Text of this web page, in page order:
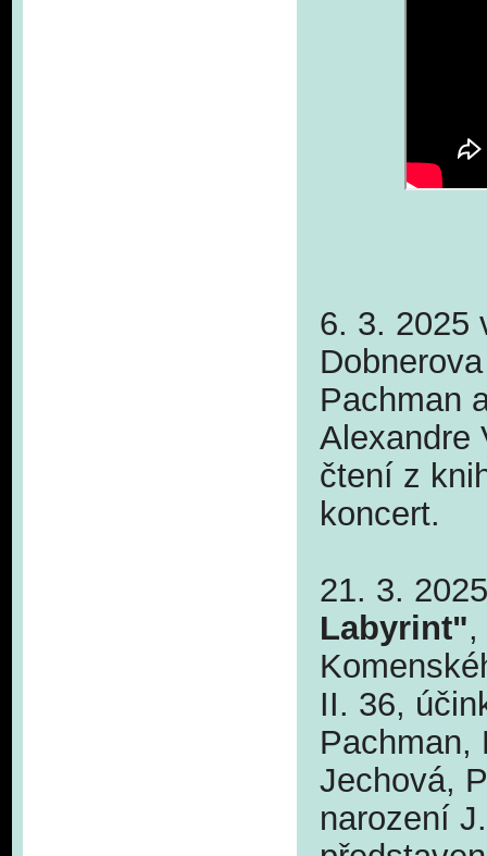
6. 3. 2025
Pachman
Alexandre
čtení z
koncert.
21. 3.
Labyrint",
II. 36,
Pachman,
Jechová,
narození